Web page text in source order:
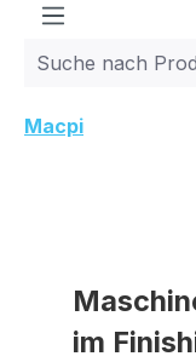
Macpi
im